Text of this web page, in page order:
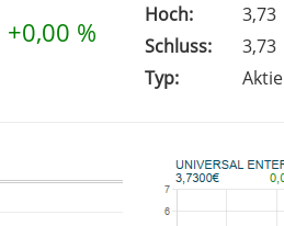
+0,00 %
Hoch: 3,73
Schluss:
3,73
Typ:
Aktie